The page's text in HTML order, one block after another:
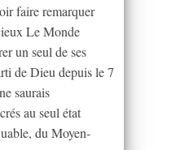
faire remarquer
Le Monde
un seul de ses
de Dieu depuis le 7
saurais
au seul état
du Moyen-